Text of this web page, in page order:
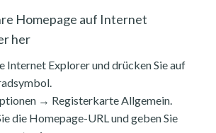
Homepage auf Internet
her
Internet Explorer und drücken Sie auf
→ Registerkarte Allgemein.
die Homepage-URL und geben Sie